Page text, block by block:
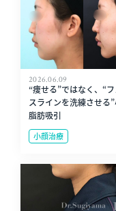
2026.06.09
“痩せる”ではなく、“フ
スラインを洗練させる
脂肪吸引
小顔治療